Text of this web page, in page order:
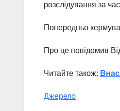
розслідування за
Попередньо
Про це повідомив
Читайте також:
Джерело